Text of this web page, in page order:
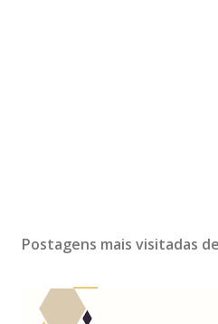
Postagens mais visitadas